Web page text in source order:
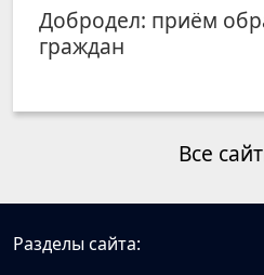
Добродел: приём
граждан
Все
Разделы сайта: